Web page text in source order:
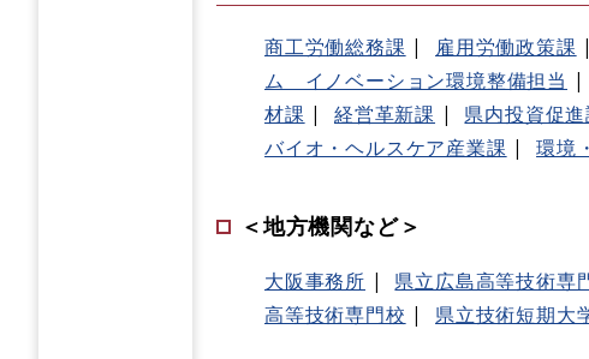
商工労働総務課 雇用労働政策課
ム イノベーション環境整備担当
材課
経営革新課 県内投資促進
バイオ・ヘルスケア産業課
環境
＜地方機関など＞
大阪事務所 県立広島高等技術専
高等技術専門校
県立技術短期大